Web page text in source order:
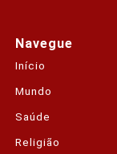
Navegue
Início
Mundo
Saúde
Religião